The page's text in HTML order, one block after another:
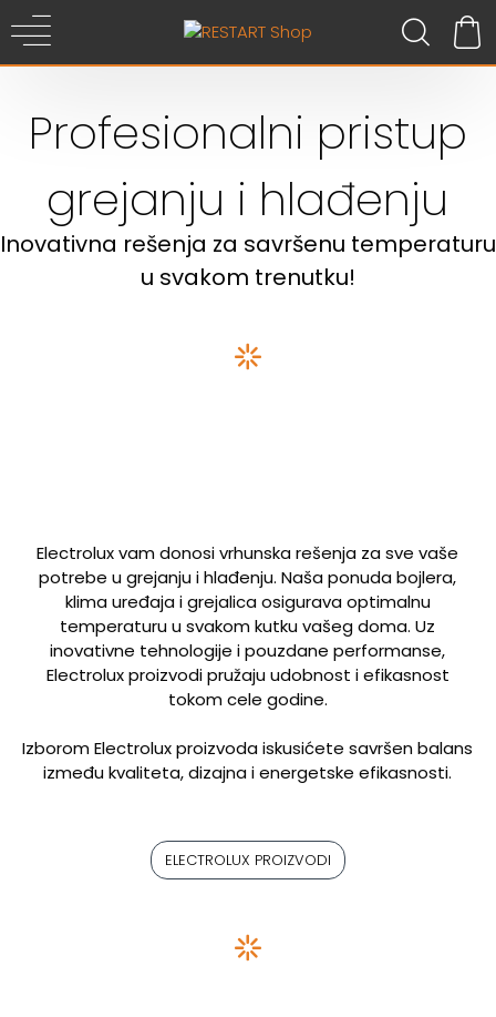
Profesionalni pristup
grejanju i hlađenju
Inovativna rešenja za savršenu temperaturu
u svakom trenutku!
Electrolux vam donosi vrhunska rešenja za sve vaše
potrebe u grejanju i hlađenju. Naša ponuda bojlera,
klima uređaja i grejalica osigurava optimalnu
temperaturu u svakom kutku vašeg doma. Uz
inovativne tehnologije i pouzdane performanse,
Electrolux proizvodi pružaju udobnost i efikasnost
tokom cele godine.
Izborom Electrolux proizvoda iskusićete savršen balans
između kvaliteta, dizajna i energetske efikasnosti.
ELECTROLUX PROIZVODI